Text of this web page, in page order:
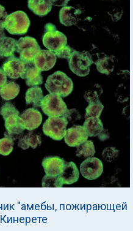
"амебы, пожирающей